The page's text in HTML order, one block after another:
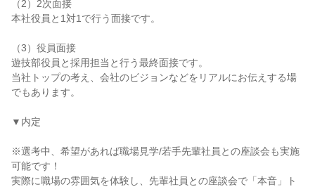
（2）2次面接
本社役員と1対1で行う面接です。
（3）役員面接
遊技部役員と採用担当と行う最終面接です。
当社トップの考え、会社のビジョンなどをリアルにお伝えする場
でもあります。
▼内定
※選考中、希望があれば職場見学/若手先輩社員との座談会も実施
可能です！
実際に職場の雰囲気を体験し、先輩社員との座談会で「本音」ト